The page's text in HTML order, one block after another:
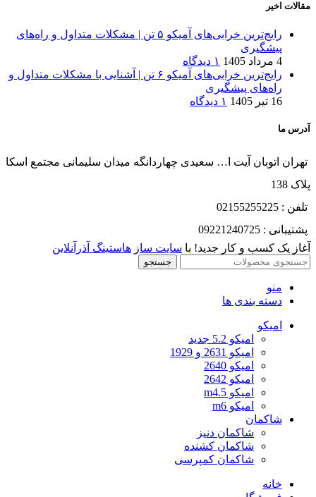
مقالات اخیر
رایج‌ترین خرابی‌های آمیکو ۵ تن | مشکلات متداول و راه‌های
پیشگیری
4 مرداد 1405
۱ دیدگاه
رایج‌ترین خرابی‌های آمیکو ۶ تن | آشنایی با مشکلات متداول و
راه‌های پیشگیری
16 تیر 1405
۱ دیدگاه
آدرس ما
تهران اتوبان آیت ا… سعیدی چهاردانگه میدان سلیمانی مجتمع اسکا
پلاک 138
تلفن : 02155255225
پشتیبانی : 09221240725
آغاز یک کسب و کار جدید! با سایت ساز هاستینگ آذرآنلاین
جستجو
منو
دسته بندی ها
امیکو
امیکو 5.2 جدید
امیکو 2631 و 1929
امیکو 2640
امیکو 2642
امیکو m4.5
امیکو m6
شاکمان
شاکمان دنیز
شاکمان کشنده
شاکمان کمپرسی
خانه